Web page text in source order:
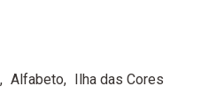
Alfabeto Ilha das Cores